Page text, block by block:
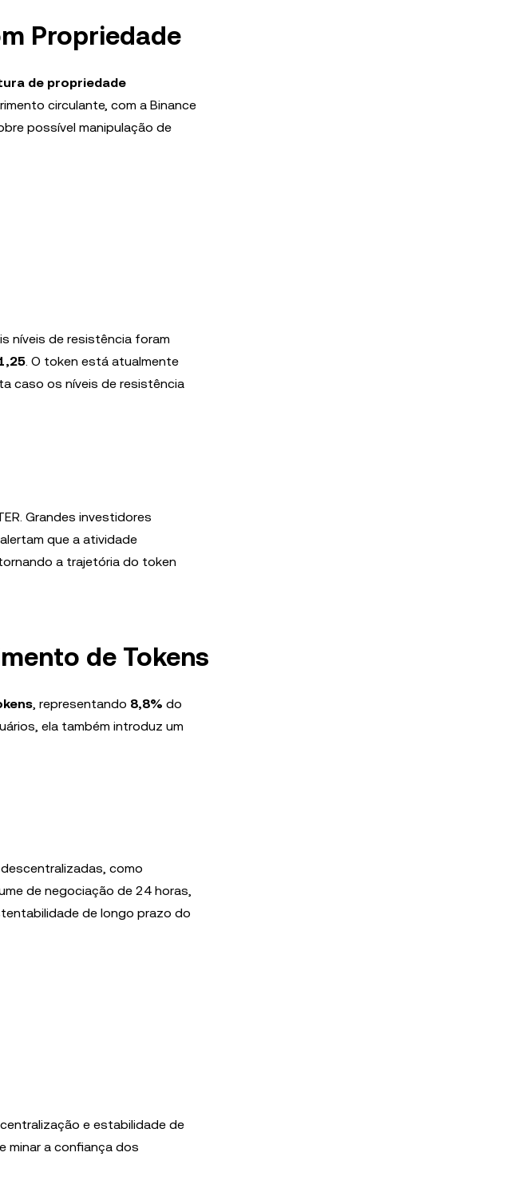
Propriedade
de propriedade
circulante, com a Binance
possível manipulação de
níveis de resistência foram
. O token está atualmente
caso os níveis de resistência
Grandes investidores
que a atividade
a trajetória do token
de Tokens
, representando 8,8% do
ela também introduz um
como
de negociação de 24 horas,
de longo prazo do
e estabilidade de
minar a confiança dos